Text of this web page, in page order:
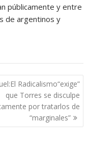
públicamente y entre
de argentinos y
Radicalismo“exige”
que Torres se disculpe
por tratarlos de
“marginales”